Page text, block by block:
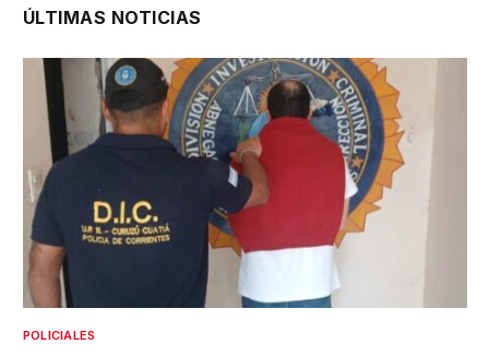
ÚLTIMAS NOTICIAS
POLICIALES